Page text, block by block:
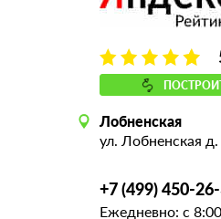
Лобненская
ул. Лобненская
+7 (499) 450-
Ежедневно: с